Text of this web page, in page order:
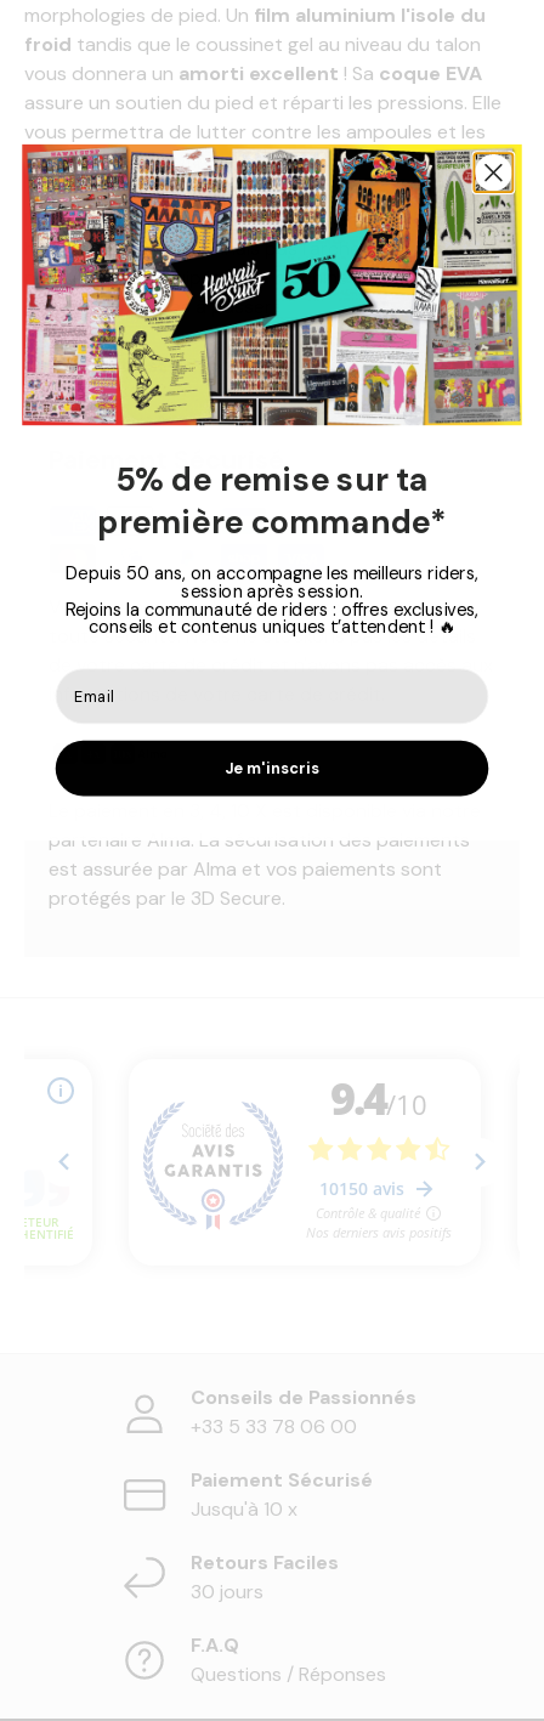
morphologies de pied. Un film aluminium l'isole du
froid tandis que le coussinet gel au niveau du talon
vous donnera un amorti excellent ! Sa coque EVA
assure un soutien du pied et réparti les pressions. Elle
vous permettra de lutter contre les ampoules et les
maux de pieds de fin de session !
Il existe trois hauteurs de voûtes plantaires. Si tu
hésites ou si tu ne connais pas l'arche de ton pied,
nous sommes équipés de la machine Sidas au shop,
donc n'hésites pas à passer !
Ce produit est adapté aux pieds creux
Paiement Sécurisé
Vos informations de paiement sont traitées en
toute sécurité. Nous ne stockons pas les détails
de votre carte de crédit et n'avons pas accès aux
informations de votre carte de crédit.
partenaire Alma. La sécurisation des paiements
est assurée par Alma et vos paiements sont
protégés par le 3D Secure.
Conseils de Passionnés
+33 5 33 78 06 00
Paiement Sécurisé
Jusqu'à 10 x
Retours Faciles
30 jours
F.A.Q
Questions / Réponses
5% de remise sur ta
première commande*
Depuis 50 ans, on accompagne les meilleurs riders,
session après session.
Rejoins la communauté de riders : offres exclusives,
conseils et contenus uniques t’attendent ! 🔥
Je m'inscris